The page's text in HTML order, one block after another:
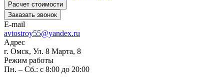
Расчет стоимости
Заказать звонок
E-mail
avtostroy55@yandex.ru
Адрес
г. Омск, Ул. 8 Марта, 8
Режим работы
Пн. – Сб.: с 8:00 до 20:00